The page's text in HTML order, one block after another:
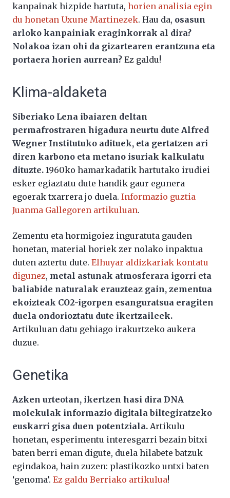
kanpainak hizpide hartuta, horien analisia egin
du honetan Uxune Martinezek. Hau da, osasun
arloko kanpainiak eraginkorrak al dira?
Nolakoa izan ohi da gizartearen erantzuna eta
portaera horien aurrean? Ez galdu!
Klima-aldaketa
Siberiako Lena ibaiaren deltan
permafrostraren higadura neurtu dute Alfred
Wegner Institutuko adituek, eta gertatzen ari
diren karbono eta metano isuriak kalkulatu
dituzte. 1960ko hamarkadatik hartutako irudiei
esker egiaztatu dute handik gaur egunera
egoerak txarrera jo duela. Informazio guztia
Juanma Gallegoren artikuluan.
Zementu eta hormigoiez inguratuta gauden
honetan, material horiek zer nolako inpaktua
duten aztertu dute. Elhuyar aldizkariak kontatu
digunez, metal astunak atmosferara igorri eta
baliabide naturalak erauzteaz gain, zementua
ekoizteak CO2-igorpen esanguratsua eragiten
duela ondorioztatu dute ikertzaileek.
Artikuluan datu gehiago irakurtzeko aukera
duzue.
Genetika
Azken urteotan, ikertzen hasi dira DNA
molekulak informazio digitala biltegiratzeko
euskarri gisa duen potentziala. Artikulu
honetan, esperimentu interesgarri bezain bitxi
baten berri eman digute, duela hilabete batzuk
egindakoa, hain zuzen: plastikozko untxi baten
‘genoma’. Ez galdu Berriako artikulua!